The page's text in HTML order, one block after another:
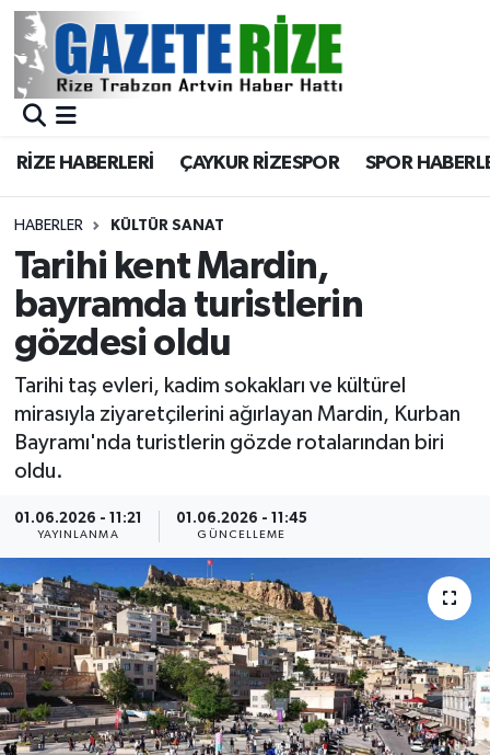
RİZE HABERLERİ ÇAYKUR RİZESPOR SPOR
HABERLER KÜLTÜR SANAT
Tarihi kent Mardin,
bayramda turistlerin
gözdesi oldu
Tarihi taş evleri, kadim sokakları ve kültürel
mirasıyla ziyaretçilerini ağırlayan Mardin, Kurban
Bayramı'nda turistlerin gözde rotalarından biri
oldu.
01.06.2026 - 11:21
YAYINLANMA
01.06.2026 - 11:45
GÜNCELLEME
BÖLGEMİZ
Asayiş
Rize Jandarma Komutanlığı
Bilim Teknoloji
Advertising news
Canlı Maç
ÇEVRE
Dış Haberler
Dünya
EĞİTİM
Merkez Nöbetçi Eczaneler
Merkez Trafik Yoğunluk Haritası
Süper Lig Puan Durumu ve Fikstür
Tüm Manşetler
Haber Arşivi